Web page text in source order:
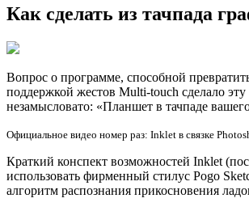
Как сделать из тачпада
Вопрос о программе, способной
поддержкой жестов Multi-touch сделало
незамысловато: «Планшет в тачпаде
Официальное видео номер раз: Inklet в связке
Краткий конспект возможностей Inklet
использовать фирменный стилус Pogo
алгоритм распознания прикосновения